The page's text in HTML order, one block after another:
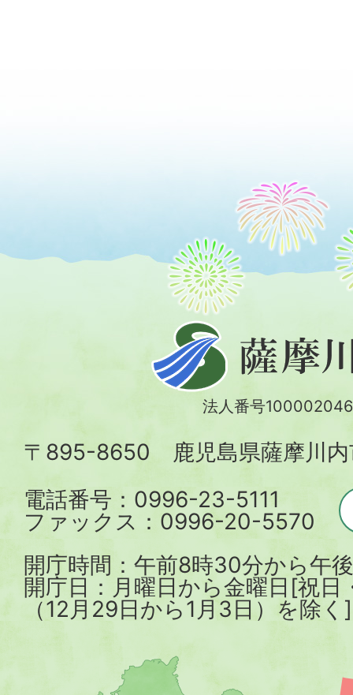
摩
川
法人番号
〒895-8650 鹿児島県薩摩川内
電話番号：0996-23-5111
ファックス：0996-20-5570
開庁時間：午前8時30分から午
開庁日：月曜日から金曜日[祝
（12月29日から1月3日）を除く]